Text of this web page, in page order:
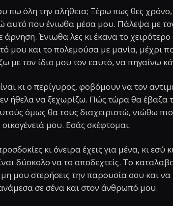
πω όλη την αλήθεια; Ξέρω πως θες
αυτό που ένιωθα μέσα μου. Πάλεψα με
Ένιωθα λες κι έκανα το
μου και το πολεμούσα με μανία, μέχρι
με τον ίδιο μου τον εαυτό, να πηγαίνω
κι ο περίγυρος, φοβόμουν να τον
ήθελα να ξεχωρίζω. Πώς τώρα θα έβαζα
όμως θα τους διαχειριστώ, νιώθω
οικογένειά μου. Εσάς σκέφτομαι.
κι όνειρα έχεις για μένα, κι
δύσκολο να το αποδεχτείς. Το
μου στερήσεις την παρουσία σου και
σε σένα και στον άνθρωπό μου.